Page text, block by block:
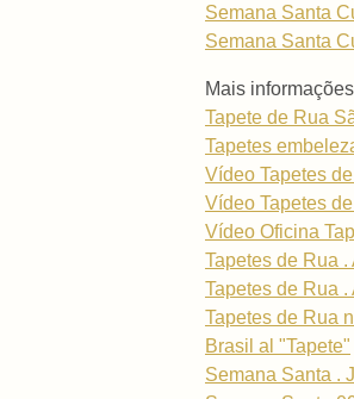
Semana Santa
Semana Santa
Mais informações
Tapete de Rua
Tapetes
Vídeo Tapetes
Vídeo Tapetes
Vídeo Oficina
Tapetes de Rua
Tapetes de Rua
Tapetes de Rua
Brasil al "Tapete"
Semana Santa .